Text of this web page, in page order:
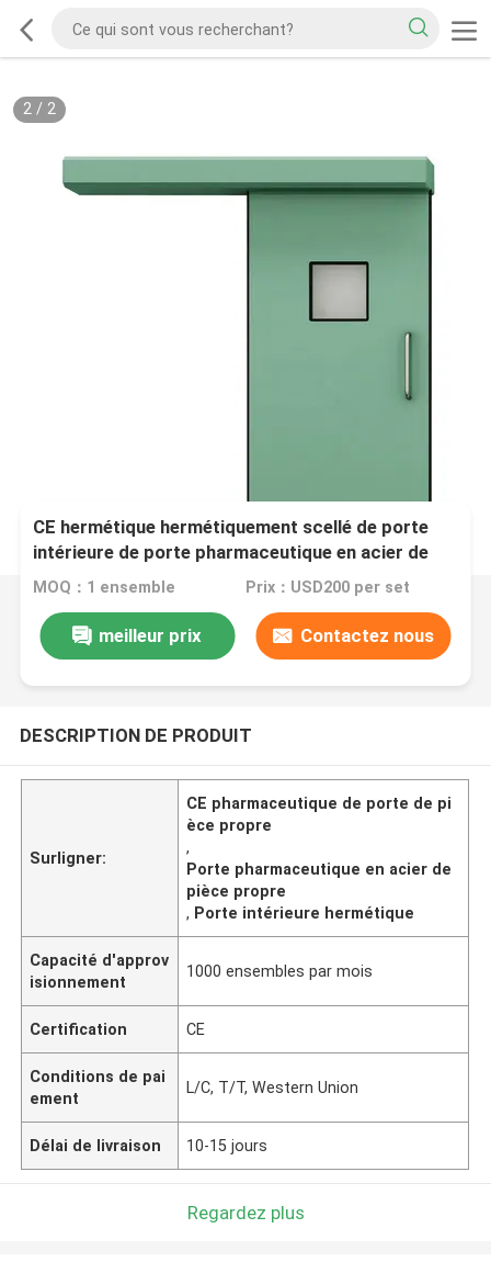
2/ 2
CE hermétique hermétiquement scellé de porte
intérieure de porte pharmaceutique en acier de
pièce propre
MOQ：1 ensemble Prix：USD200 per set
meilleur prix Contactez nous
DESCRIPTION DE PRODUIT
Surligner:
CE pharmaceutique de porte de pi
èce propre
,
Porte pharmaceutique en acier de
pièce propre
, Porte intérieure hermétique
Capacité d'approv
isionnement
1000 ensembles par mois
Certification CE
Conditions de pai
ement
L/C, T/T, Western Union
Délai de livraison 10-15 jours
Regardez plus